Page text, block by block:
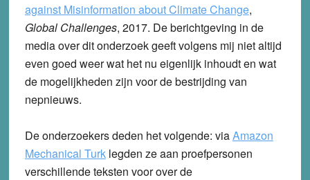
against Misinformation about Climate Change,
Global Challenges, 2017. De berichtgeving in de
media over dit onderzoek geeft volgens mij niet altijd
even goed weer wat het nu eigenlijk inhoudt en wat
de mogelijkheden zijn voor de bestrijding van
nepnieuws.
De onderzoekers deden het volgende: viaAmazon
Mechanical Turklegden ze aan proefpersonen
verschillende teksten voor over de